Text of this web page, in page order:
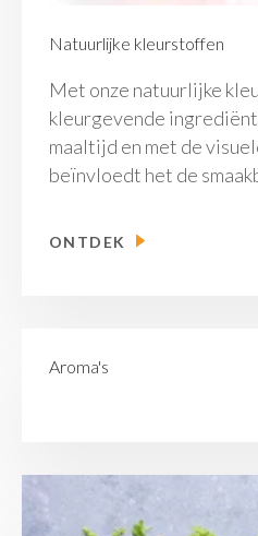
Natuurlijke kleurstoffen
Met onze natuurlijke
kleurgevende
maaltijd en met de
beïnvloedt het de
ONTDEK
Aroma's